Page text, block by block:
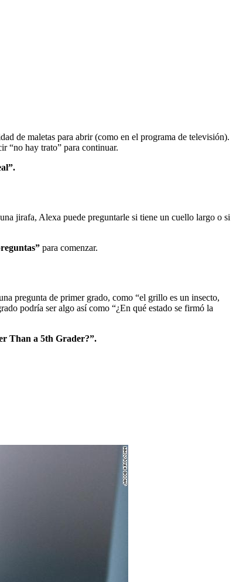
de maletas para abrir (como en el programa de televisión).
“no hay trato” para continuar.
jirafa, Alexa puede preguntarle si tiene un cuello largo o si
para comenzar.
pregunta de primer grado, como “el grillo es un insecto,
podría ser algo así como “¿En qué estado se firmó la
Than a 5th Grader?”.